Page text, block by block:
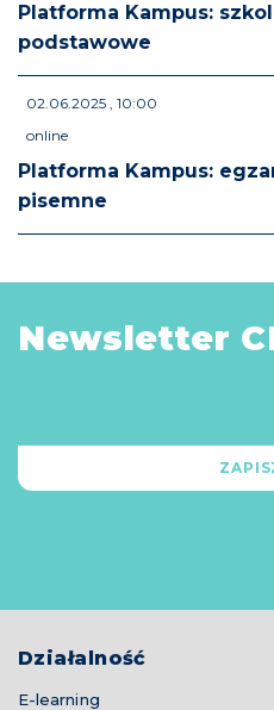
Platforma Kampus:
podstawowe
02.06.2025 , 10:00
online
Platforma Kampus:
pisemne
Działalność
E-learning
Newsletter